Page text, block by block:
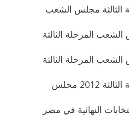
الثالثة مجلس الشعب
المرحلة الثالثة
المرحلة الثالثة
نتائج انتخابات المرحلة الثالثة 2012 مجلس
النهائية في مصر